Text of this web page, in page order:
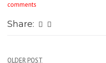
comments
Share:
OLDER POST